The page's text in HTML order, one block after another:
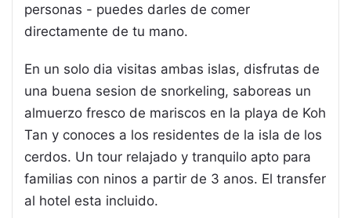
personas - puedes darles de comer
directamente de tu mano.
En un solo dia visitas ambas islas, disfrutas de
una buena sesion de snorkeling, saboreas un
almuerzo fresco de mariscos en la playa de Koh
Tan y conoces a los residentes de la isla de los
cerdos. Un tour relajado y tranquilo apto para
familias con ninos a partir de 3 anos. El transfer
al hotel esta incluido.